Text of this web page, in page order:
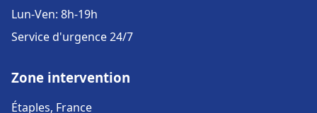
Lun-Ven: 8h-19h
Service d'urgence 24/7
Zone intervention
Étaples, France